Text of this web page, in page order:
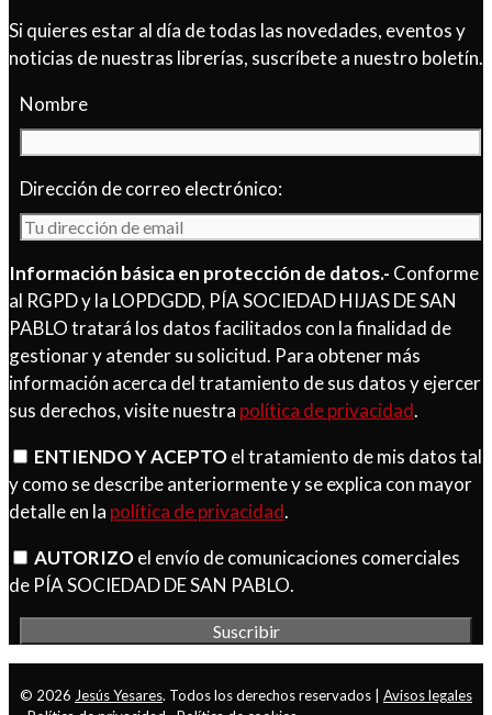
Si quieres estar al día de todas las novedades, eventos y
noticias de nuestras librerías, suscríbete a nuestro boletín.
Nombre
Dirección de correo electrónico:
Información básica en protección de datos.- Conforme
al RGPD y la LOPDGDD, PÍA SOCIEDAD HIJAS DE SAN
PABLO tratará los datos facilitados con la finalidad de
gestionar y atender su solicitud. Para obtener más
información acerca del tratamiento de sus datos y ejercer
sus derechos, visite nuestra política de privacidad.
ENTIENDO Y ACEPTOel tratamiento de mis datos tal
y como se describe anteriormente y se explica con mayor
detalle en la política de privacidad.
AUTORIZOel envío de comunicaciones comerciales
de PÍA SOCIEDAD DE SAN PABLO.
© 2026 Jesús Yesares. Todos los derechos reservados | Avisos legales